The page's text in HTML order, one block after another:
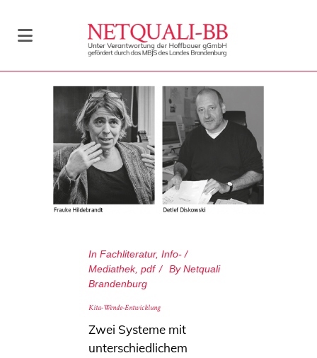
In Fachliteratur, Info- /
Mediathek, pdf By Netquali
Brandenburg
Kita-Wende-Entwicklung
Zwei Systeme mit
unterschiedlichem